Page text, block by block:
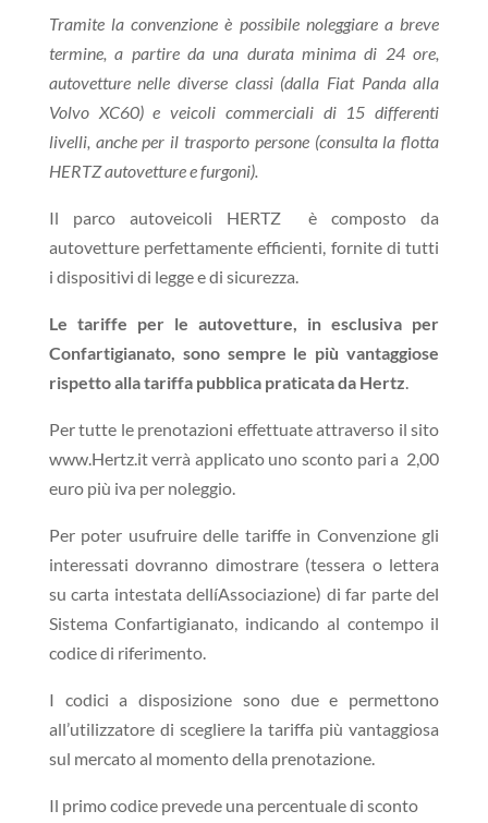
Tramite la convenzione è possibile noleggiare a breve
termine, a partire da una durata minima di 24 ore,
autovetture nelle diverse classi (dalla Fiat Panda alla
Volvo XC60) e veicoli commerciali di 15 differenti
livelli, anche per il trasporto persone (consulta la flotta
HERTZ autovetture e furgoni).
Il parco autoveicoli HERTZ è composto da
autovetture perfettamente efficienti, fornite di tutti
i dispositivi di legge e di sicurezza.
Le tariffe per le autovetture, in esclusiva per
Confartigianato, sono sempre le più vantaggiose
rispetto alla tariffa pubblica praticata da Hertz
Per tutte le prenotazioni effettuate attraverso il sito
www.Hertz.it verrà applicato uno sconto pari a 2,00
euro più iva per noleggio.
Per poter usufruire delle tariffe in Convenzione gli
interessati dovranno dimostrare (tessera o lettera
su carta intestata dellíAssociazione) di far parte del
Sistema Confartigianato, indicando al contempo il
codice di riferimento.
I codici a disposizione sono due e permettono
all’utilizzatore di scegliere la tariffa più vantaggiosa
sul mercato al momento della prenotazione.
Il primo codice prevede una percentuale di sconto